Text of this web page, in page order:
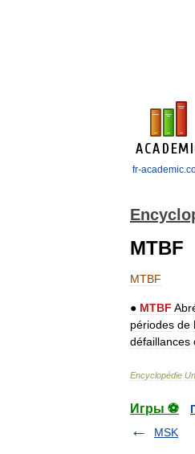
fr-
MTBF
MTBF
● MTBF
périodes de
défaillances
Encyclopédie
Игры ⚽
MSK